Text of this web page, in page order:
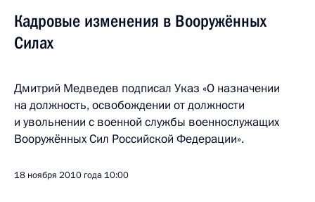
Кадровые изменения в Вооружённых
Силах
Дмитрий Медведев подписал Указ «О назначении
на должность, освобождении от должности
и увольнении с военной службы военнослужащих
Вооружённых Сил Российской Федерации».
18 ноября 2010 года 10:00